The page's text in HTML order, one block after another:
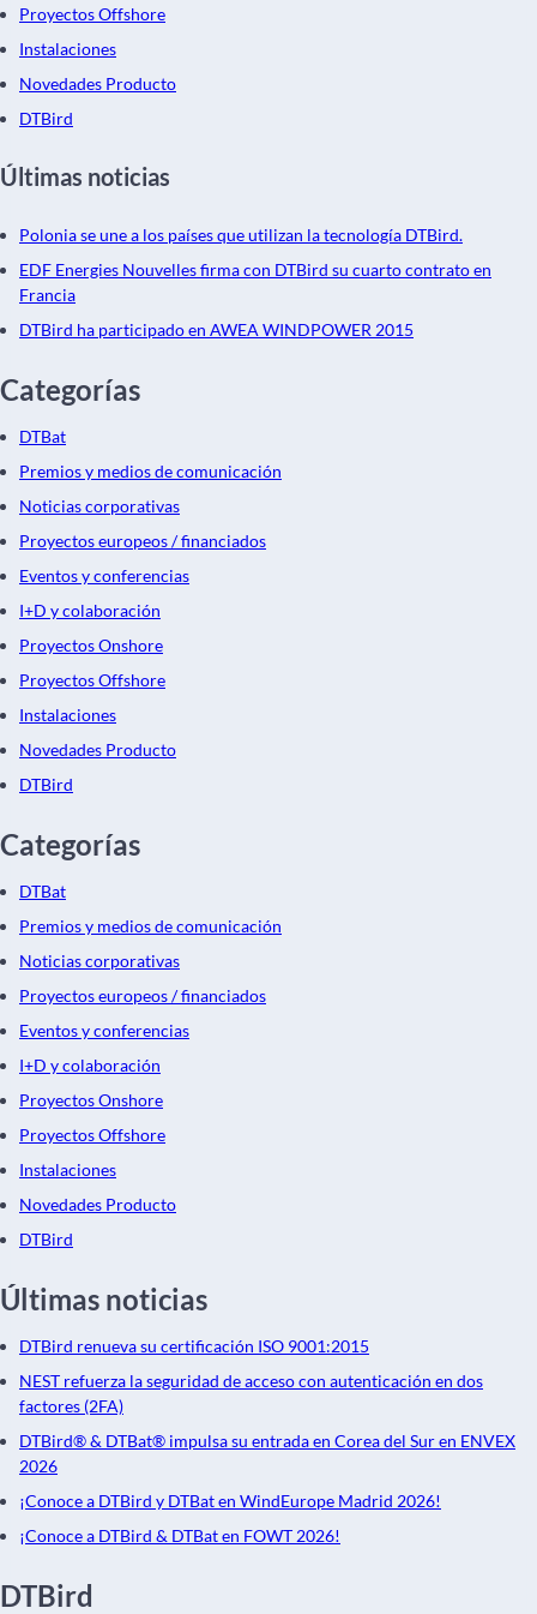
Proyectos Offshore
Instalaciones
Novedades Producto
DTBird
Últimas noticias
Polonia se une a los países que utilizan la tecnología DTBird.
EDF Energies Nouvelles firma con DTBird su cuarto contrato en
Francia
DTBird ha participado en AWEA WINDPOWER 2015
Categorías
DTBat
Premios y medios de comunicación
Noticias corporativas
Proyectos europeos / financiados
Eventos y conferencias
I+D y colaboración
Proyectos Onshore
Proyectos Offshore
Instalaciones
Novedades Producto
DTBird
Categorías
DTBat
Premios y medios de comunicación
Noticias corporativas
Proyectos europeos / financiados
Eventos y conferencias
I+D y colaboración
Proyectos Onshore
Proyectos Offshore
Instalaciones
Novedades Producto
DTBird
Últimas noticias
DTBird renueva su certificación ISO 9001:2015
NEST refuerza la seguridad de acceso con autenticación en dos
factores (2FA)
DTBird® & DTBat® impulsa su entrada en Corea del Sur en ENVEX
2026
¡Conoce a DTBird y DTBat en WindEurope Madrid 2026!
¡Conoce a DTBird & DTBat en FOWT 2026!
DTBird